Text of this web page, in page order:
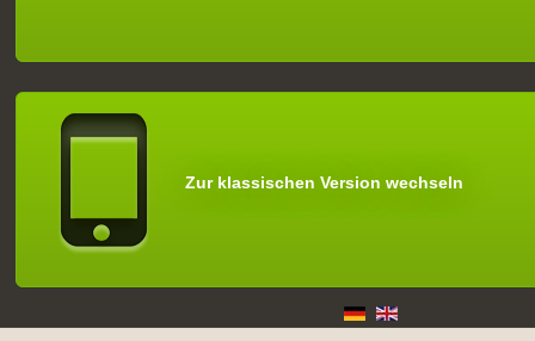
Zur klassischen Version wechseln